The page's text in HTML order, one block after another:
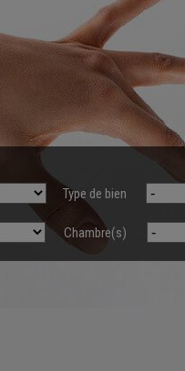
Type de bien
Chambre(s)